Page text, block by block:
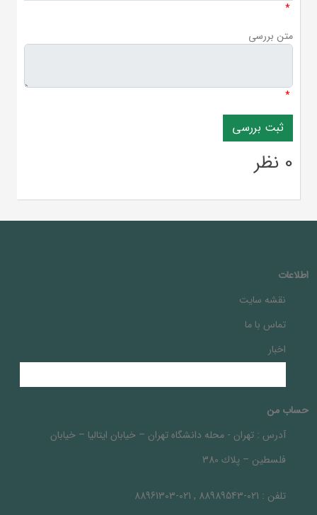
*
متن بررسی
*
0 نظر
اطلاعات
نقشه سایت
تماس با ما
اخبار
حساب من
آدرس : تهران - محله دانشگاه تهران – خيابان ايتاليا – خيابان
فلسطين – پلاك 380
تلفن : 021-88989543 , 021-88961303